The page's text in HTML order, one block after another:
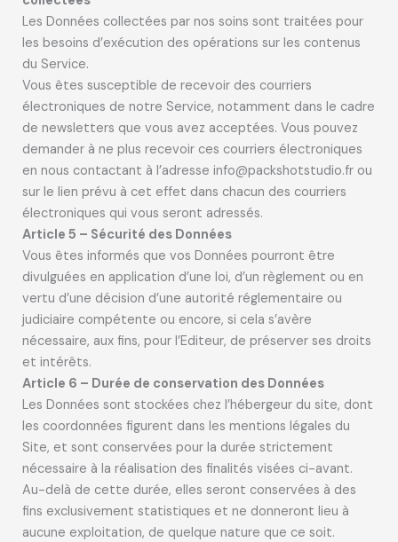
Les Données collectées par nos soins sont traitées pour
les besoins d’exécution des opérations sur les contenus
du Service.
Vous êtes susceptible de recevoir des courriers
électroniques de notre Service, notamment dans le cadre
de newsletters que vous avez acceptées. Vous pouvez
demander à ne plus recevoir ces courriers électroniques
en nous contactant à l’adresse info@packshotstudio.fr ou
sur le lien prévu à cet effet dans chacun des courriers
électroniques qui vous seront adressés.
Article 5 – Sécurité des Données
Vous êtes informés que vos Données pourront être
divulguées en application d’une loi, d’un règlement ou en
vertu d’une décision d’une autorité réglementaire ou
judiciaire compétente ou encore, si cela s’avère
nécessaire, aux fins, pour l’Editeur, de préserver ses droits
et intérêts.
Article 6 – Durée de conservation des Données
Les Données sont stockées chez l’hébergeur du site, dont
les coordonnées figurent dans les mentions légales du
Site, et sont conservées pour la durée strictement
nécessaire à la réalisation des finalités visées ci-avant.
Au-delà de cette durée, elles seront conservées à des
fins exclusivement statistiques et ne donneront lieu à
aucune exploitation, de quelque nature que ce soit.